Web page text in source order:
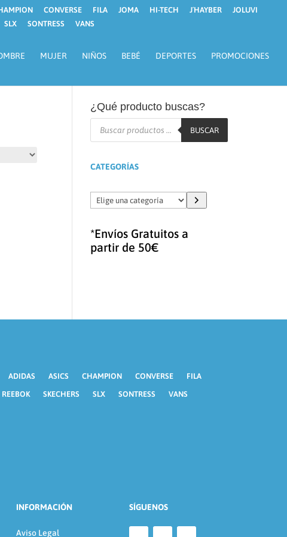
CONVERSE FILA JOMA HI-TECH J´HAYBER
JOLUVI
SLX SONTRESS VANS
MUJER NIÑOS BEBÉ DEPORTES PROMOCIONES
¿Qué producto buscas?
Búsqueda
BUSCAR
CATEGORÍAS
Elige
una
*Envíos Gratuitos a
partir de 50€
ADIDAS ASICS CHAMPION CONVERSE
FILA
REEBOK SKECHERS SLX SONTRESS VANS
INFORMACIÓN
Aviso Legal
SÍGUENOS